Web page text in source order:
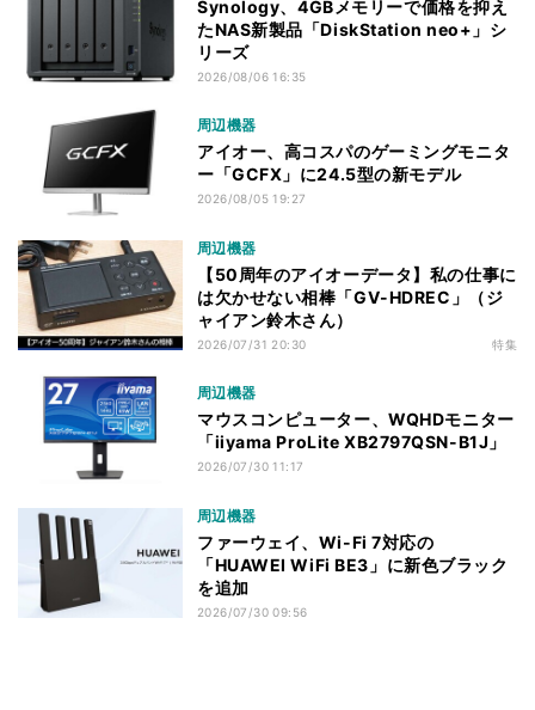
Synology、4GBメモリーで価格を抑え
たNAS新製品「DiskStation neo+」シ
リーズ
2026/08/06 16:35
周辺機器
アイオー、高コスパのゲーミングモニタ
ー「GCFX」に24.5型の新モデル
2026/08/05 19:27
周辺機器
【50周年のアイオーデータ】私の仕事に
は欠かせない相棒「GV-HDREC」（ジ
ャイアン鈴木さん）
2026/07/31 20:30 特集
周辺機器
マウスコンピューター、WQHDモニター
「iiyama ProLite XB2797QSN-B1J」
2026/07/30 11:17
周辺機器
ファーウェイ、Wi-Fi 7対応の
「HUAWEI WiFi BE3」に新色ブラック
を追加
2026/07/30 09:56